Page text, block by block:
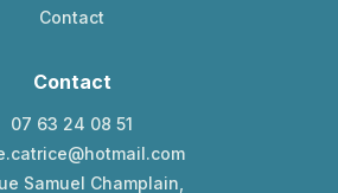
Contact
Contact
07 63 24 08 51
Samuel Champlain,